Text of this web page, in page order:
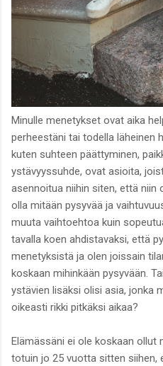
Minulle menetykset ovat aika
perheestäni tai todella läheinen
kuten suhteen päättyminen,
ystävyyssuhde, ovat asioita,
asennoitua niihin siten, että niin
olla mitään pysyvää ja
muuta vaihtoehtoa kuin
tavalla koen ahdistavaksi, että
menetyksistä ja olen joissain
koskaan mihinkään pysyvään.
ystävien lisäksi olisi asia, jonka
oikeasti rikki pitkäksi aikaa?
Elämässäni ei ole koskaan ollut
totuin jo 25 vuotta sitten siihen,